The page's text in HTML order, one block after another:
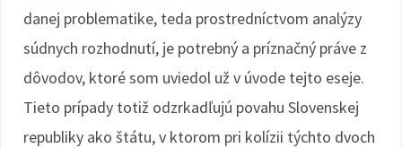
danej problematike, teda prostredníctvom analýzy
súdnych rozhodnutí, je potrebný a príznačný práve z
dôvodov, ktoré som uviedol už v úvode tejto eseje.
Tieto prípady totiž odzrkadľujú povahu Slovenskej
republiky ako štátu, v ktorom pri kolízii týchto dvoch